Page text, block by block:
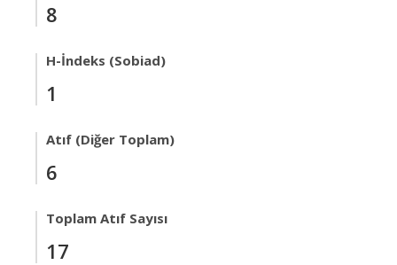
8
H-İndeks (Sobiad)
1
Atıf (Diğer Toplam)
6
Toplam Atıf Sayısı
17